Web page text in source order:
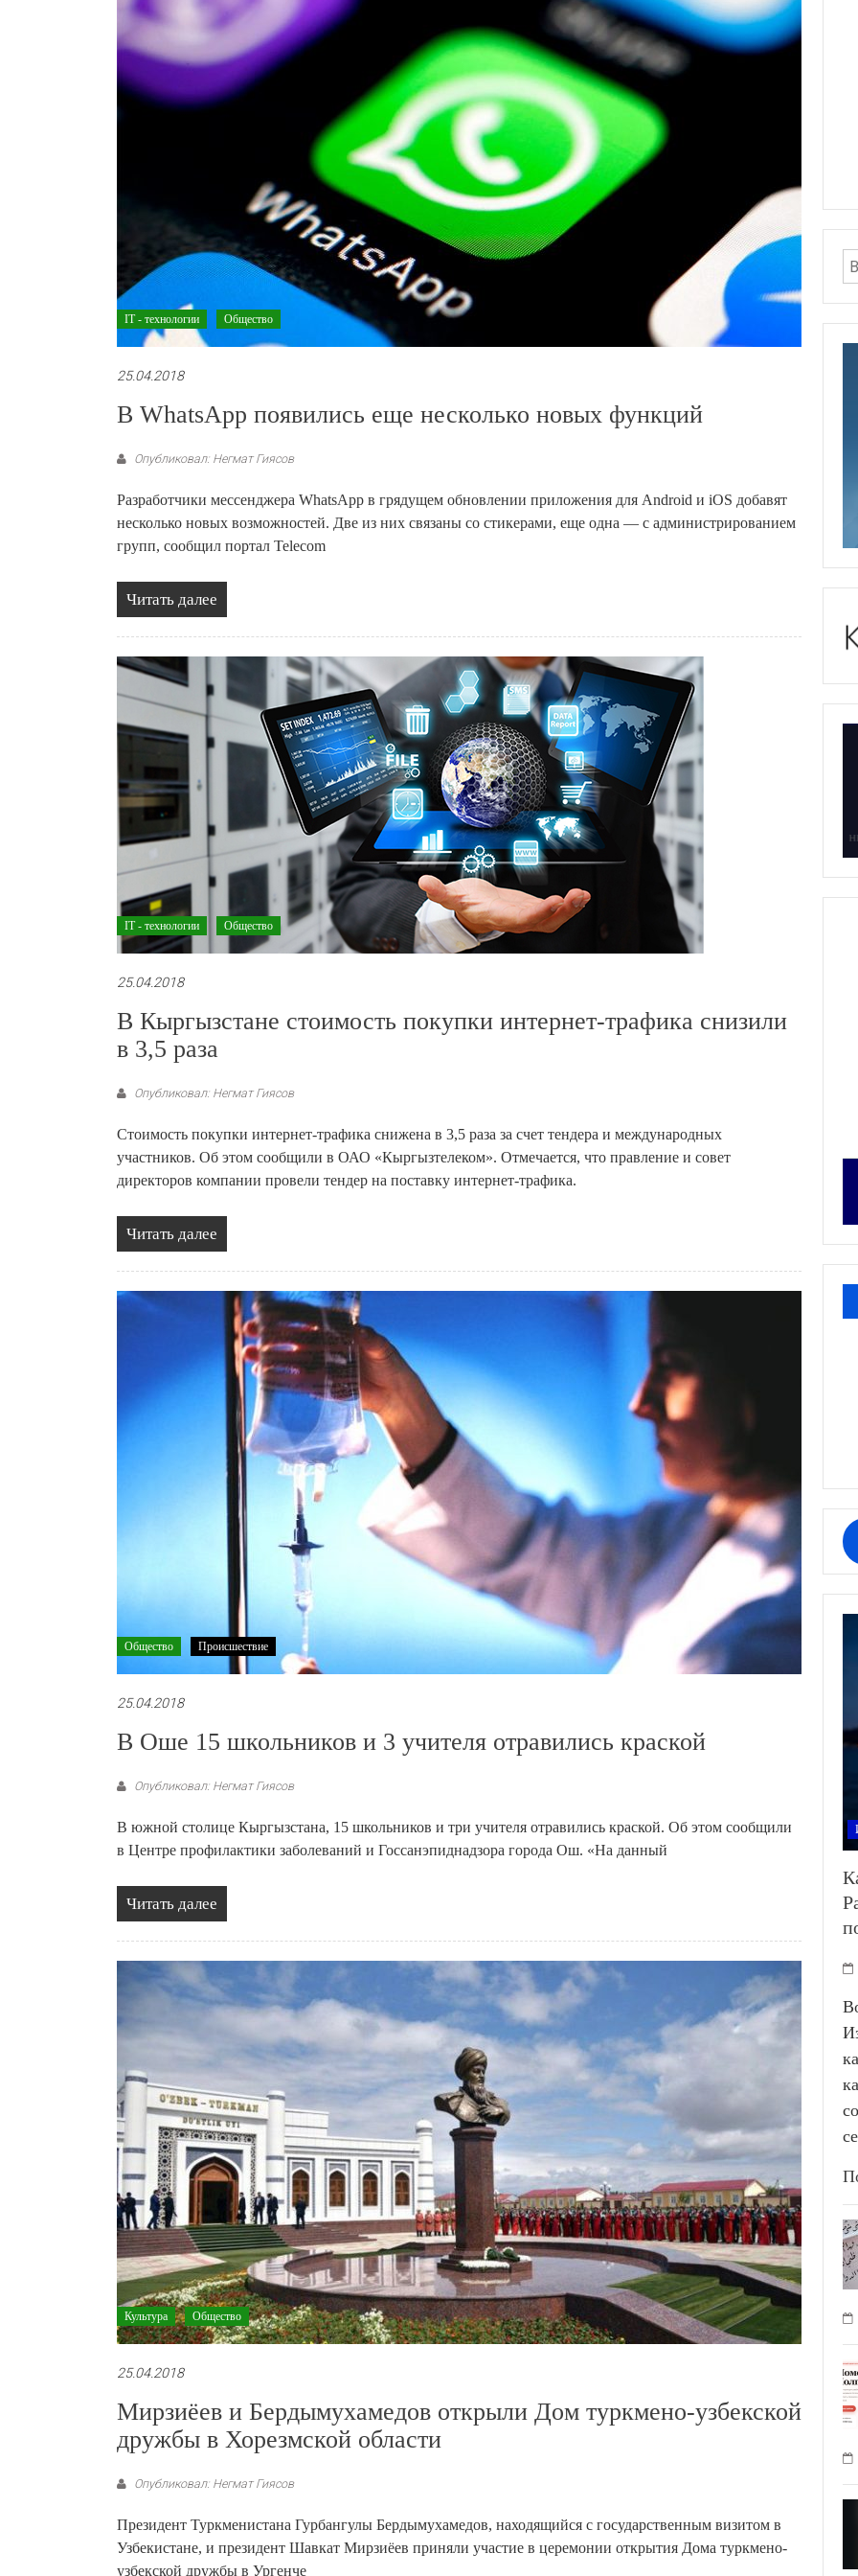
IT - технологии Общество
25.04.2018
В WhatsApp появились еще несколько новых функций
Опубликовал: Негмат Гиясов
Разработчики мессенджера WhatsApp в грядущем обновлении приложения для Android и iOS добавят
несколько новых возможностей. Две из них связаны со стикерами, еще одна — с администрированием
групп, сообщил портал Telecom
Читать далее
IT - технологии Общество
25.04.2018
В Кыргызстане стоимость покупки интернет-трафика снизили
в 3,5 раза
Опубликовал: Негмат Гиясов
Стоимость покупки интернет-трафика снижена в 3,5 раза за счет тендера и международных
участников. Об этом сообщили в ОАО «Кыргызтелеком». Отмечается, что правление и совет
директоров компании провели тендер на поставку интернет-трафика.
Читать далее
Общество Происшествие
25.04.2018
В Оше 15 школьников и 3 учителя отравились краской
Опубликовал: Негмат Гиясов
В южной столице Кыргызстана, 15 школьников и три учителя отравились краской. Об этом сообщили
в Центре профилактики заболеваний и Госсанэпиднадзора города Ош. «На данный
Читать далее
Культура Общество
25.04.2018
Мирзиёев и Бердымухамедов открыли Дом туркмено-узбекской
дружбы в Хорезмской области
Опубликовал: Негмат Гиясов
Президент Туркменистана Гурбангулы Бердымухамедов, находящийся с государственным визитом в
Узбекистане, и президент Шавкат Мирзиёев приняли участие в церемонии открытия Дома туркмено-
узбекской дружбы в Ургенче